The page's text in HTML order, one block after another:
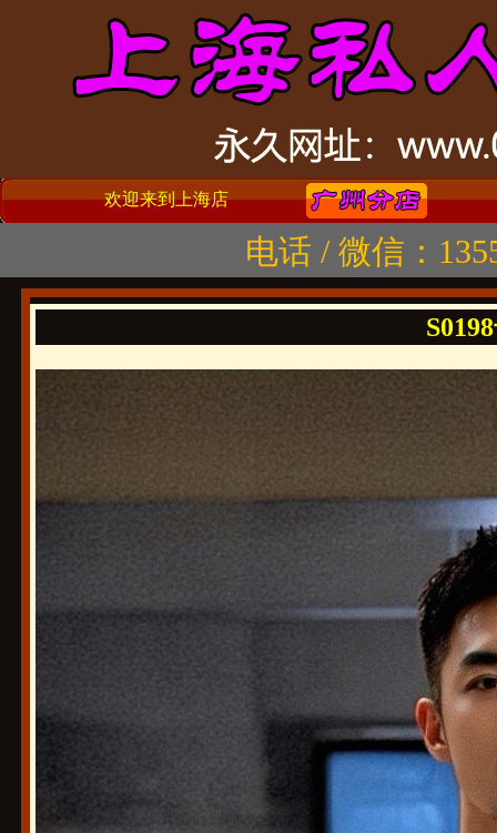
欢迎来到上海店
电话 / 微信：